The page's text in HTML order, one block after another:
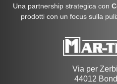
Una partnership strategica con
prodotti con un focus sulla
Via per
44012